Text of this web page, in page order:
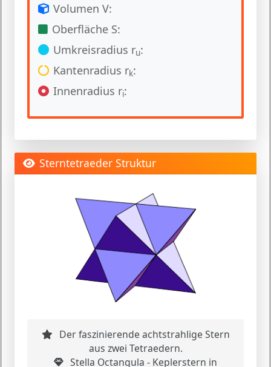
Volumen V:
Oberfläche S:
Umkreisradius ru:
Kantenradius rk:
Innenradius ri:
Sterntetraeder Struktur
Der faszinierende achtstrahlige Stern
aus zwei Tetraedern.
Stella Octangula - Keplerstern in